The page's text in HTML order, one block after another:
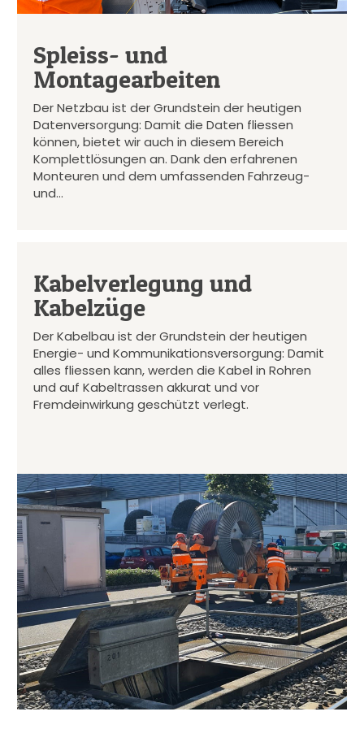
Spleiss- und
Montagearbeiten
Der Netzbau ist der Grundstein der heutigen
Datenversorgung: Damit die Daten fliessen
können, bietet wir auch in diesem Bereich
Komplettlösungen an. Dank den erfahrenen
Monteuren und dem umfassenden Fahrzeug-
und…
Kabelverlegung und
Kabelzüge
Der Kabelbau ist der Grundstein der heutigen
Energie- und Kommunikationsversorgung: Damit
alles fliessen kann, werden die Kabel in Rohren
und auf Kabeltrassen akkurat und vor
Fremdeinwirkung geschützt verlegt.